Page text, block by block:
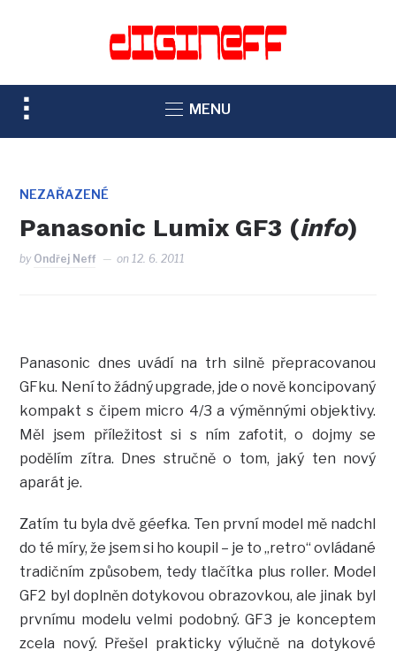
TOGGLE
SIDEBAR
NAVIGATION
MENU
NEZAŘAZENÉ
Panasonic Lumix GF3 (info)
by Ondřej Neff on12. 6. 2011
Panasonic dnes uvádí na trh silně přepracovanou
GFku. Není to žádný upgrade, jde o nově koncipovaný
kompakt s čipem micro 4/3 a výměnnými objektivy.
Měl jsem příležitost si s ním zafotit, o dojmy se
podělím zítra. Dnes stručně o tom, jaký ten nový
aparát je.
Zatím tu byla dvě géefka. Ten první model mě nadchl
do té míry, že jsem si ho koupil – je to „retro“ ovládané
tradičním způsobem, tedy tlačítka plus roller. Model
GF2 byl doplněn dotykovou obrazovkou, ale jinak byl
prvnímu modelu velmi podobný. GF3 je konceptem
zcela nový. Přešel prakticky výlučně na dotykové